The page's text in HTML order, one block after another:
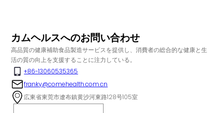
カムヘルスへのお問い合わせ
高品質の健康補助食品製造サービスを提供し、消費者の総合的な健康と生
活の質の向上を支援することに注力している。
+86-13060535365
franky@comehealth.com.cn
広東省東莞市遼布鎮黄沙河東路128号105室